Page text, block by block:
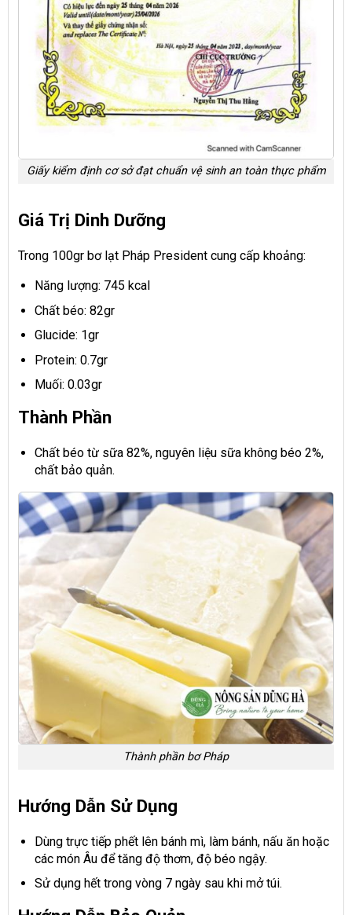
Giấy kiểm định cơ sở đạt chuẩn vệ sinh an toàn thực phẩm
Giá Trị Dinh Dưỡng
Trong 100gr bơ lạt Pháp President cung cấp khoảng:
Năng lượng: 745 kcal
Chất béo: 82gr
Glucide: 1gr
Protein: 0.7gr
Muối: 0.03gr
Thành Phần
Chất béo từ sữa 82%, nguyên liệu sữa không béo 2%,
chất bảo quản.
Thành phần bơ Pháp
Hướng Dẫn Sử Dụng
Dùng trực tiếp phết lên bánh mì, làm bánh, nấu ăn hoặc
các món Âu để tăng độ thơm, độ béo ngậy.
Sử dụng hết trong vòng 7 ngày sau khi mở túi.